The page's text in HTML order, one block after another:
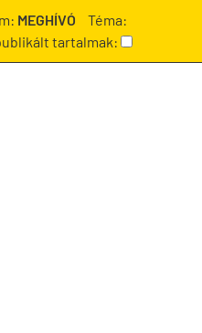
MEGHÍVÓ
Téma:
tartalmak: